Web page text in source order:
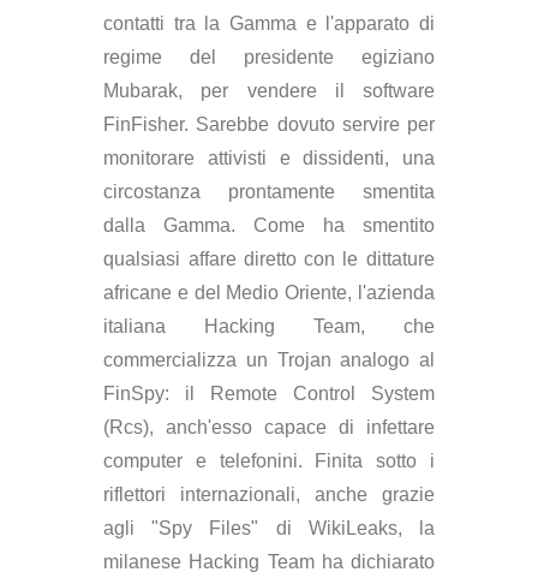
contatti tra la Gamma e l'apparato di
regime del presidente egiziano
Mubarak, per vendere il software
FinFisher. Sarebbe dovuto servire per
monitorare attivisti e dissidenti, una
circostanza prontamente smentita
dalla Gamma. Come ha smentito
qualsiasi affare diretto con le dittature
africane e del Medio Oriente, l'azienda
italiana Hacking Team, che
commercializza un Trojan analogo al
FinSpy: il Remote Control System
(Rcs), anch'esso capace di infettare
computer e telefonini. Finita sotto i
riflettori internazionali, anche grazie
agli "Spy Files" di WikiLeaks, la
milanese Hacking Team ha dichiarato